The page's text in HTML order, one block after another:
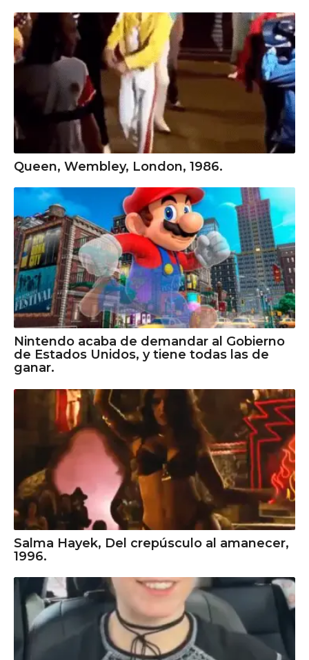
Queen, Wembley, London, 1986.
Nintendo acaba de demandar al Gobierno
de Estados Unidos, y tiene todas las de
ganar.
Salma Hayek, Del crepúsculo al amanecer,
1996.